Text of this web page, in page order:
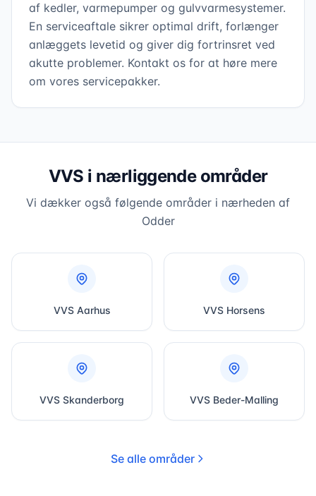
af kedler, varmepumper og gulvvarmesystemer.
En serviceaftale sikrer optimal drift, forlænger
anlæggets levetid og giver dig fortrinsret ved
akutte problemer. Kontakt os for at høre mere
om vores servicepakker.
VVS i nærliggende områder
Vi dækker også følgende områder i nærheden af
Odder
VVS Aarhus VVS Horsens
VVS Skanderborg VVS Beder-Malling
Se alle områder